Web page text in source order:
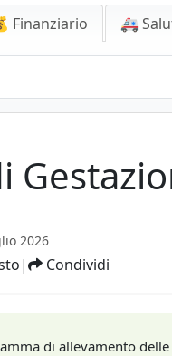
Finanziario 🚑
2026
| Condividi
di allevamento